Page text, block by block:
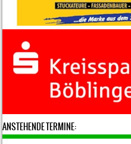
ANSTEHENDE TERMINE: